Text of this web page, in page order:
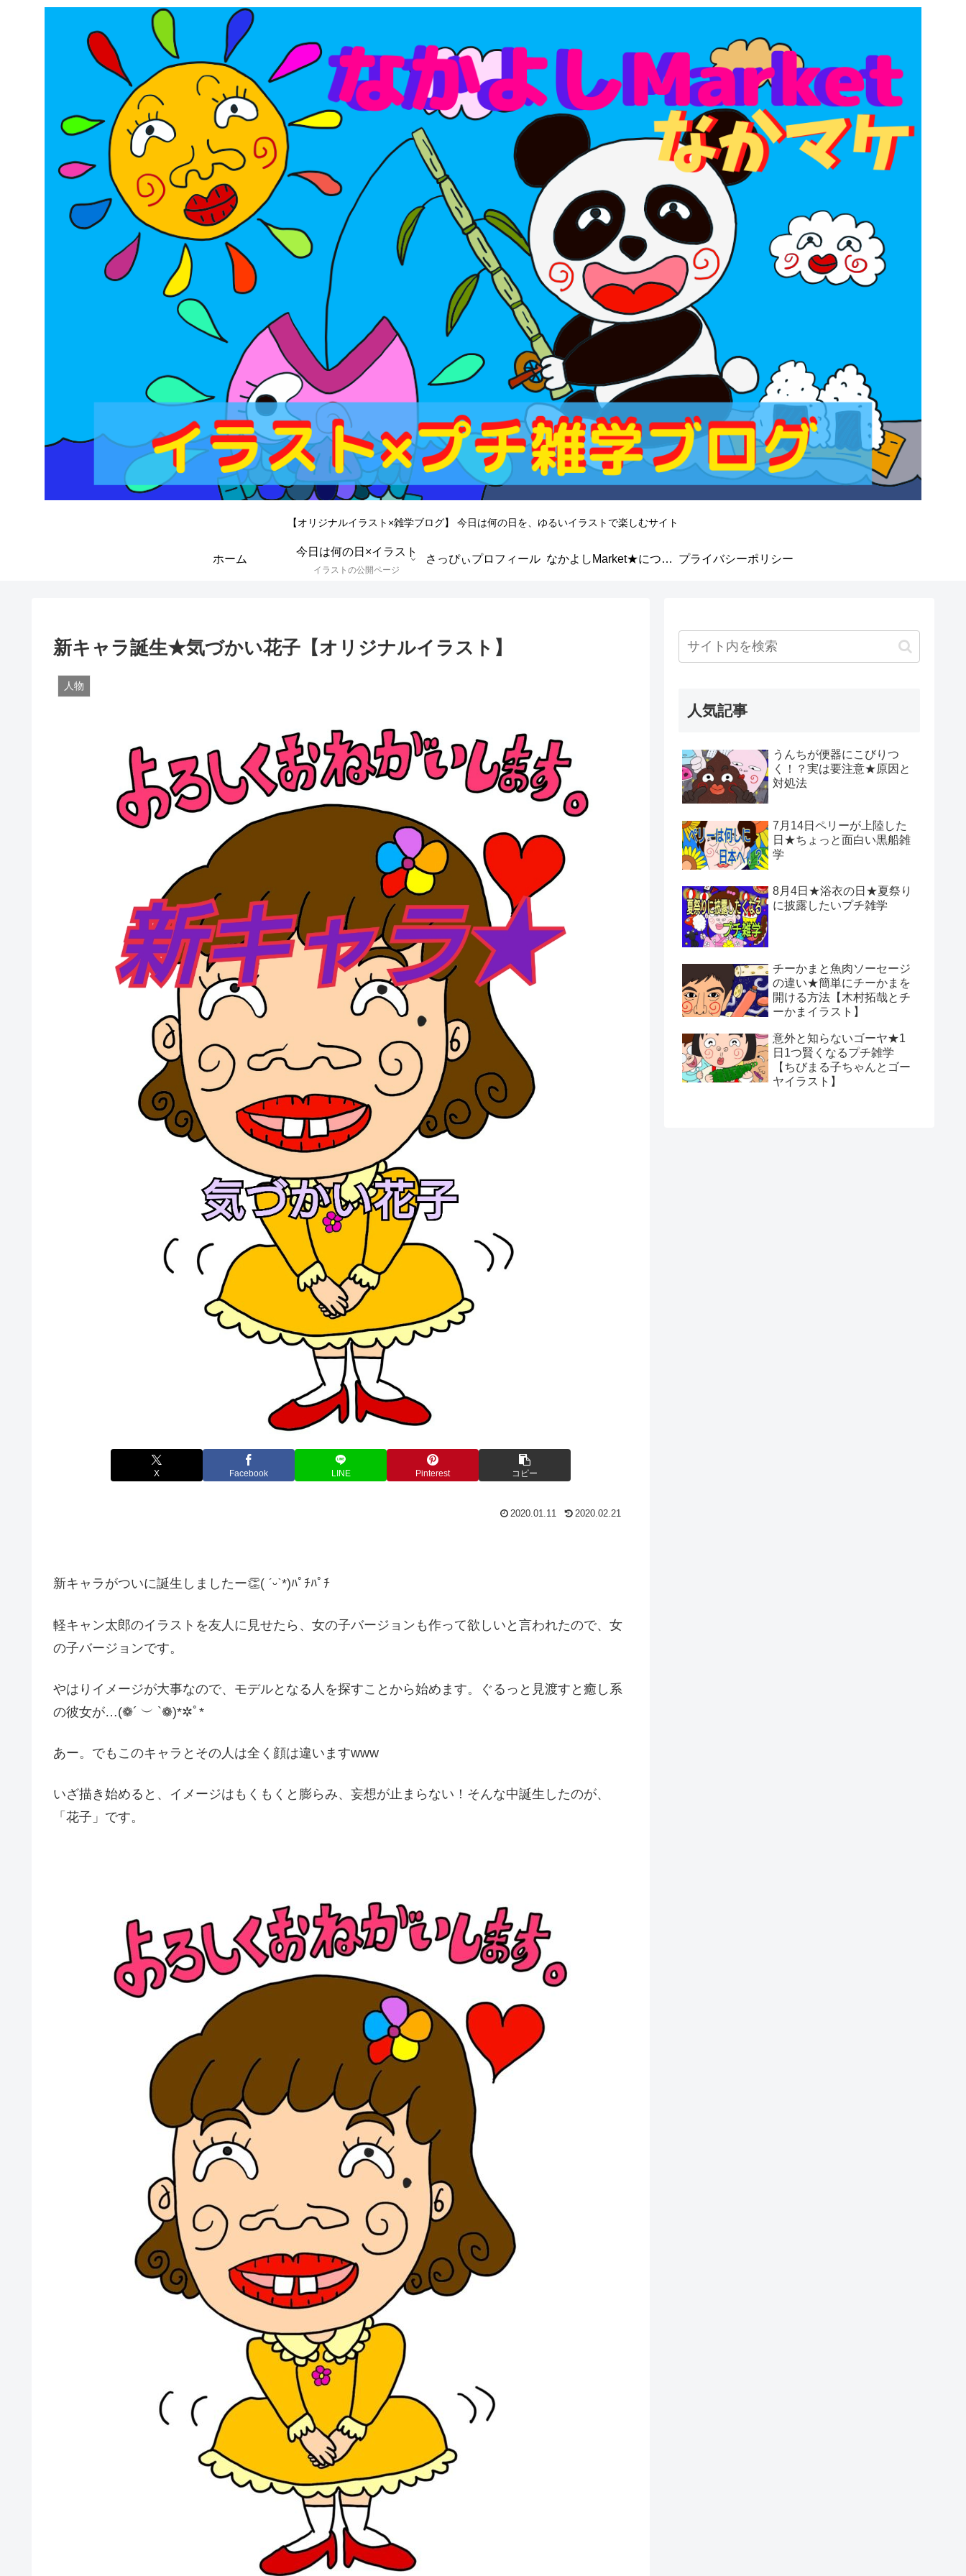
【オリジナルイラスト×雑学ブログ】 今日は何の日を、ゆるいイラストで楽しむサイト
ホーム
今日は何の日×イラスト
イラストの公開ページ
さっぴぃプロフィール なかよしMarket★について プライバシーポリシー
新キャラ誕生★気づかい花子【オリジナルイラスト】
人物
X Facebook LINE Pinterest コピー
2020.01.11 2020.02.21
新キャラがついに誕生しましたー👏( ˊᵕˋ*)ﾊﾟﾁﾊﾟﾁ
軽キャン太郎のイラストを友人に見せたら、女の子バージョンも作って欲しいと言われたので、女
の子バージョンです。
やはりイメージが大事なので、モデルとなる人を探すことから始めます。ぐるっと見渡すと癒し系
の彼女が…(❁´ ︶ `❁)*✲ﾟ*
あー。でもこのキャラとその人は全く顔は違いますwww
いざ描き始めると、イメージはもくもくと膨らみ、妄想が止まらない！そんな中誕生したのが、
「花子」です。
人気記事
うんちが便器にこびりつ
く！？実は要注意★原因と
対処法
7月14日ペリーが上陸した
日★ちょっと面白い黒船雑
学
8月4日★浴衣の日★夏祭り
に披露したいプチ雑学
チーかまと魚肉ソーセージ
の違い★簡単にチーかまを
開ける方法【木村拓哉とチ
ーかまイラスト】
意外と知らないゴーヤ★1
日1つ賢くなるプチ雑学
【ちびまる子ちゃんとゴー
ヤイラスト】